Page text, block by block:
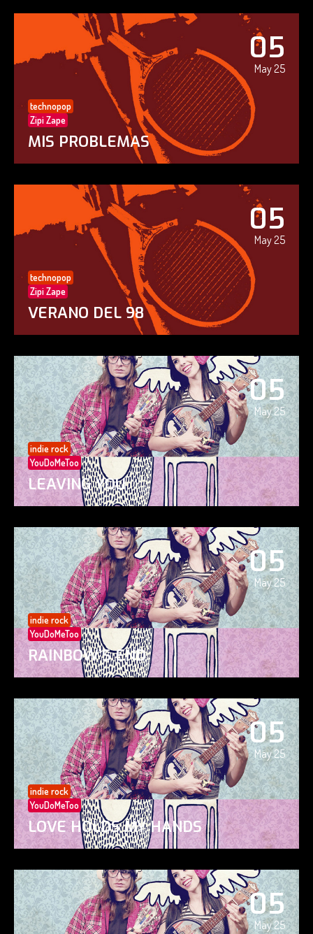
05
May 25
technopop
Zipi Zape
MIS PROBLEMAS
05
May 25
technopop
Zipi Zape
VERANO DEL 98
05
May 25
indie rock
YouDoMeToo
LEAVING YOU
05
May 25
indie rock
YouDoMeToo
RAINBOW’S END
05
May 25
indie rock
YouDoMeToo
LOVE HOLDS MY HANDS
05
May 25